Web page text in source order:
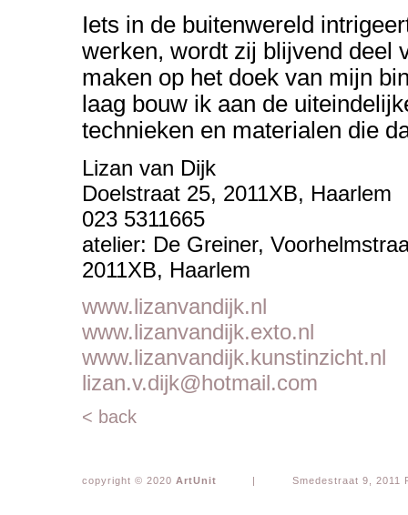
Iets in de buitenwereld
werken, wordt zij blijvend deel
maken op het doek van mijn
laag bouw ik aan de
technieken en materialen die
Lizan van Dijk
Doelstraat 25, 2011XB, Haarlem
023 5311665
atelier: De Greiner,
2011XB, Haarlem
www.lizanvandijk.nl
www.lizanvandijk.exto.nl
www.lizanvandijk.kunstinzicht.nl
lizan.v.dijk@hotmail.com
< back
copyright © 2020 ArtUnit | Smedestraat 9, 2011